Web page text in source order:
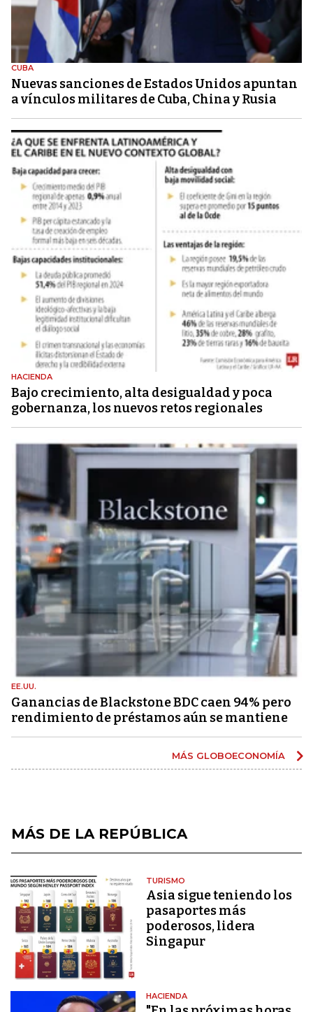
CUBA
Nuevas sanciones de Estados Unidos apuntan
a vínculos militares de Cuba, China y Rusia
HACIENDA
Bajo crecimiento, alta desigualdad y poca
gobernanza, los nuevos retos regionales
EE.UU.
Ganancias de Blackstone BDC caen 94% pero
rendimiento de préstamos aún se mantiene
MÁS GLOBOECONOMÍA
MÁS DE LA REPÚBLICA
TURISMO
Asia sigue teniendo los
pasaportes más
poderosos, lidera
Singapur
HACIENDA